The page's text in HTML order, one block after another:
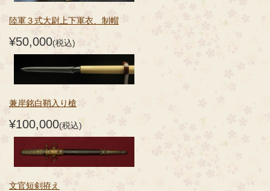
陸軍３式大尉上下軍衣、制帽
¥50,000(税込)
兼岸銘白鞘入り槍
¥100,000(税込)
文官短剣拵え